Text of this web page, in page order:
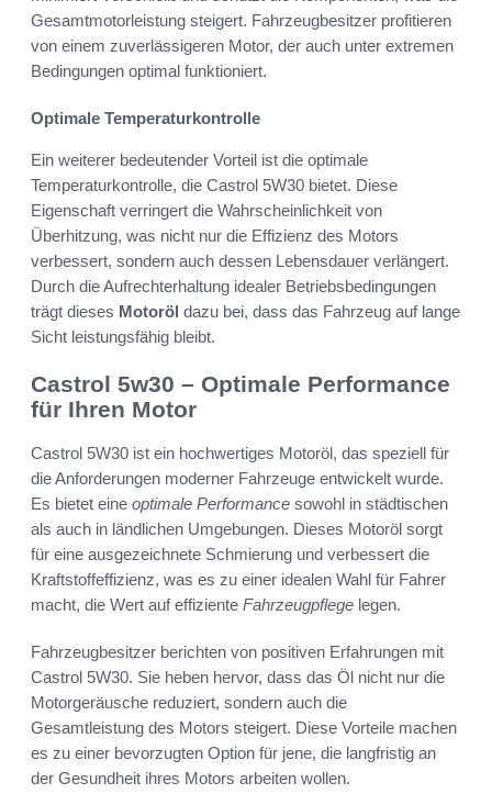
Gesamtmotorleistung steigert. Fahrzeugbesitzer profitieren
von einem zuverlässigeren Motor, der auch unter extremen
Bedingungen optimal funktioniert.
Optimale Temperaturkontrolle
Ein weiterer bedeutender Vorteil ist die optimale
Temperaturkontrolle, die Castrol 5W30 bietet. Diese
Eigenschaft verringert die Wahrscheinlichkeit von
Überhitzung, was nicht nur die Effizienz des Motors
verbessert, sondern auch dessen Lebensdauer verlängert.
Durch die Aufrechterhaltung idealer Betriebsbedingungen
trägt dieses Motoröl dazu bei, dass das Fahrzeug auf lange
Sicht leistungsfähig bleibt.
Castrol 5w30 – Optimale Performance
für Ihren Motor
Castrol 5W30 ist ein hochwertiges Motoröl, das speziell für
die Anforderungen moderner Fahrzeuge entwickelt wurde.
Es bietet eine optimale Performance sowohl in städtischen
als auch in ländlichen Umgebungen. Dieses Motoröl sorgt
für eine ausgezeichnete Schmierung und verbessert die
Kraftstoffeffizienz, was es zu einer idealen Wahl für Fahrer
macht, die Wert auf effiziente Fahrzeugpflege legen.
Fahrzeugbesitzer berichten von positiven Erfahrungen mit
Castrol 5W30. Sie heben hervor, dass das Öl nicht nur die
Motorgeräusche reduziert, sondern auch die
Gesamtleistung des Motors steigert. Diese Vorteile machen
es zu einer bevorzugten Option für jene, die langfristig an
der Gesundheit ihres Motors arbeiten wollen.